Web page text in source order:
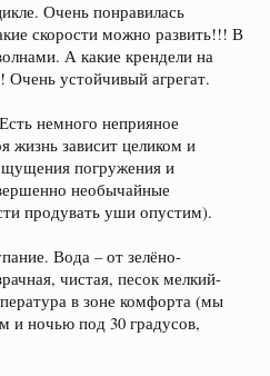
Очень понравилась
скорости можно развить!!! В
А какие крендели на
устойчивый агрегат.
немного неприяное
жизнь зависит целиком и
погружения и
необычайные
продувать уши опустим).
Вода – от зелёно-
чистая, песок мелкий-
в зоне комфорта (мы
и ночью под 30 градусов,